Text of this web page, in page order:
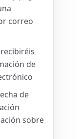
correo
de
de
sobre